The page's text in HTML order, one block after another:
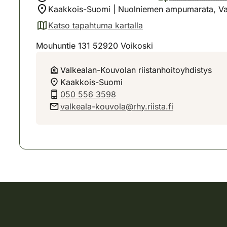
Kaakkois-Suomi | Nuolniemen ampumarata,
Katso tapahtuma kartalla
(avautuu uuteen välilehteen)
Mouhuntie 131 52920 Voikoski
Valkealan-Kouvolan riistanhoitoyhdistys
Kaakkois-Suomi
050 556 3598
valkeala-kouvola@rhy.riista.fi